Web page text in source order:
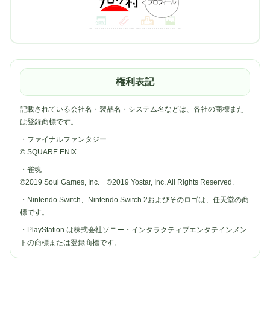
権利表記
記載されている会社名・製品名・システム名などは、各社の商標また
は登録商標です。
・ファイナルファンタジー
© SQUARE ENIX
・雀魂
©2019 Soul Games, Inc. ©2019 Yostar, Inc. All Rights Reserved.
・Nintendo Switch、Nintendo Switch 2およびそのロゴは、任天堂の商
標です。
・PlayStation は株式会社ソニー・インタラクティブエンタテインメン
トの商標または登録商標です。